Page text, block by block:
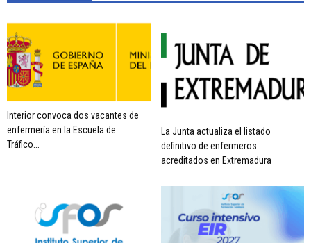
Interior convoca dos vacantes de
enfermería en la Escuela de
Tráfico...
La Junta actualiza el listado
definitivo de enfermeros
acreditados en Extremadura